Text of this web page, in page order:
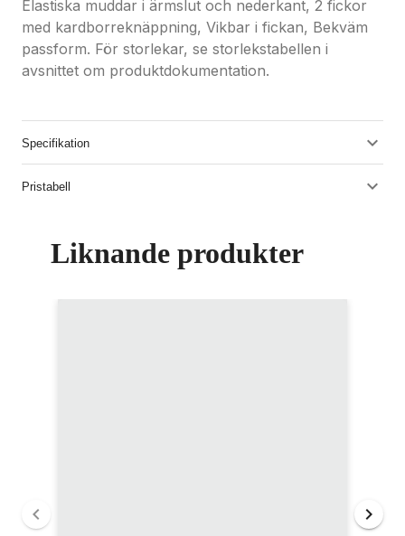
Elastiska muddar i ärmslut och nederkant, 2 fickor
med kardborreknäppning, Vikbar i fickan, Bekväm
passform. För storlekar, se storlekstabellen i
avsnittet om produktdokumentation.
Specifikation
Pristabell
Liknande produkter